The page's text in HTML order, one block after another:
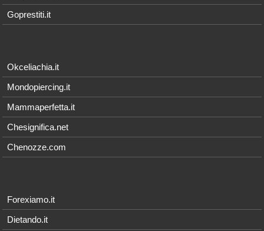
Goprestiti.it
Okceliachia.it
Mondopiercing.it
Mammaperfetta.it
Chesignifica.net
Chenozze.com
Forexiamo.it
Dietando.it